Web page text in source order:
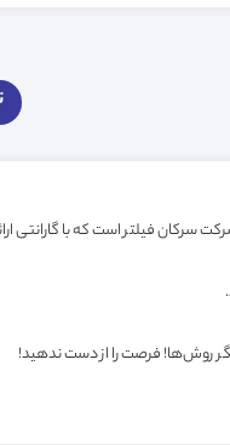
روش‌ها! فرصت را از دست ندهید!